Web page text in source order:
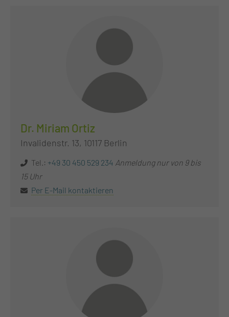
Dr. Miriam Ortiz
Invalidenstr. 13, 10117 Berlin
Tel.: +49 30 450 529 234 Anmeldung nur von 9 bis
15 Uhr
Per E-Mail kontaktieren